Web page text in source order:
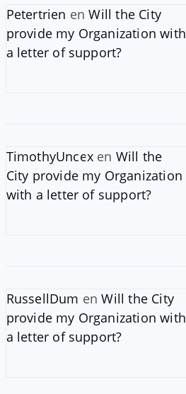
Petertrien enWill the City
provide my Organization with
a letter of support?
TimothyUncexen Will the
City provide my Organization
with a letter of support?
RussellDum enWill the City
provide my Organization with
a letter of support?